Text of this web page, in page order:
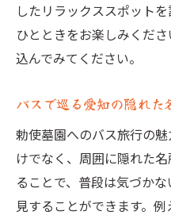
したリラックススポット
ひとときをお楽しみくだ
込んでみてください。
バスで巡る愛知の隠れた
勅使墓園へのバス旅行の
けでなく、周囲に隠れた
ることで、普段は気づか
見することができます。